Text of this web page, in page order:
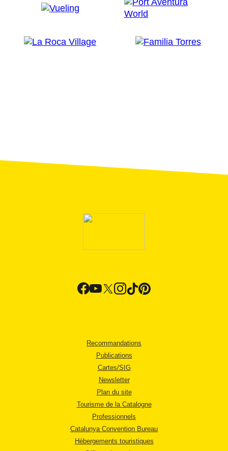
Recommandations
Publications
Cartes/SIG
Newsletter
Plan du site
Tourisme de la Catalogne
Professionnels
Catalunya Convention Bureau
Hébergements touristiques